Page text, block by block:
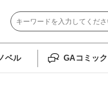
ベル GAコミック